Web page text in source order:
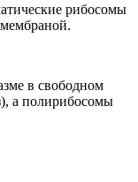
рибосомы
в свободном
а полирибосомы